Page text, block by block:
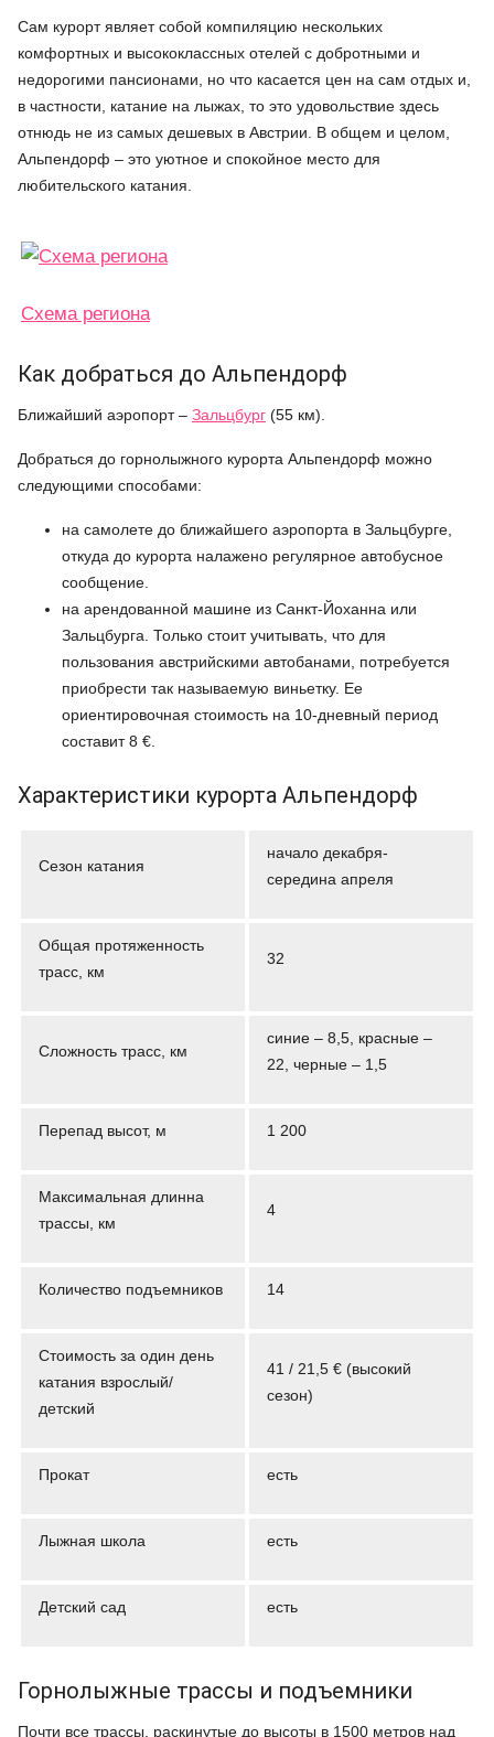
Сам курорт являет собой компиляцию нескольких
комфортных и высококлассных отелей с добротными и
недорогими пансионами, но что касается цен на сам отдых и,
в частности, катание на лыжах, то это удовольствие здесь
отнюдь не из самых дешевых в Австрии. В общем и целом,
Альпендорф – это уютное и спокойное место для
любительского катания.
Схема региона
Как добраться до Альпендорф
Ближайший аэропорт – Зальцбург (55 км).
Добраться до горнолыжного курорта Альпендорф можно
следующими способами:
на самолете до ближайшего аэропорта в Зальцбурге,
откуда до курорта налажено регулярное автобусное
сообщение.
на арендованной машине из Санкт-Йоханна или
Зальцбурга. Только стоит учитывать, что для
пользования австрийскими автобанами, потребуется
приобрести так называемую виньетку. Ее
ориентировочная стоимость на 10-дневный период
составит 8 €.
Характеристики курорта Альпендорф
Сезон катания
начало декабря-
середина апреля
Общая протяженность
трасс, км
32
Сложность трасс, км
синие – 8,5, красные –
22, черные – 1,5
Перепад высот, м 1 200
Максимальная длинна
трассы, км
4
Количество подъемников 14
Стоимость за один день
катания взрослый/
детский
41 / 21,5 € (высокий
сезон)
Прокат есть
Лыжная школа есть
Детский сад есть
Горнолыжные трассы и подъемники
Почти все трассы, раскинутые до высоты в 1500 метров над